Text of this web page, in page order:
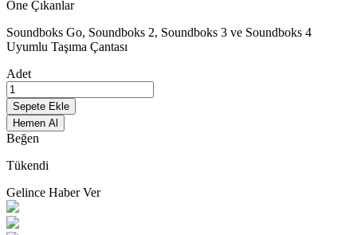
Öne Çıkanlar
Soundboks Go, Soundboks 2, Soundboks 3 ve Soundboks 4
Uyumlu Taşıma Çantası
Adet
Sepete Ekle
Hemen Al
Beğen
Tükendi
Gelince Haber Ver